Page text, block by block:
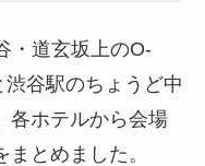
・道玄坂上のO-
谷駅のちょうど中
各ホテルから会場
とめました。